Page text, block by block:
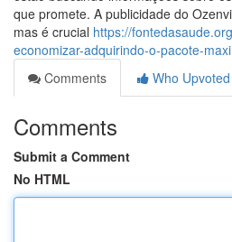
que promete. A publicidade do
mas é crucial https://
economizar-adquirindo-o-pacote-
Comments
Who Upvoted
Comments
Submit a Comment
No HTML